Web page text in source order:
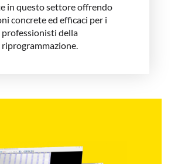
in questo settore offrendo
concrete ed efficaci per i
professionisti della
riprogrammazione.